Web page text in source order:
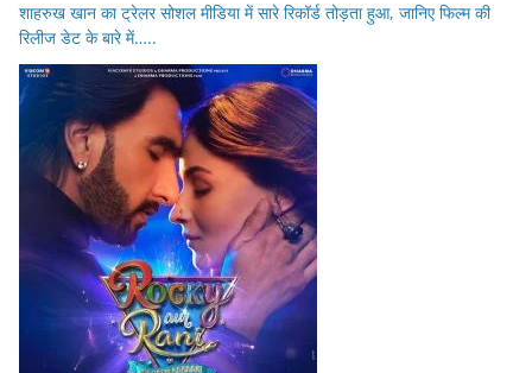
शाहरुख खान का ट्रेलर सोशल मीडिया में सारे रिकॉर्ड तोड़ता हुआ, जानिए फिल्म की
रिलीज डेट के बारे में…..